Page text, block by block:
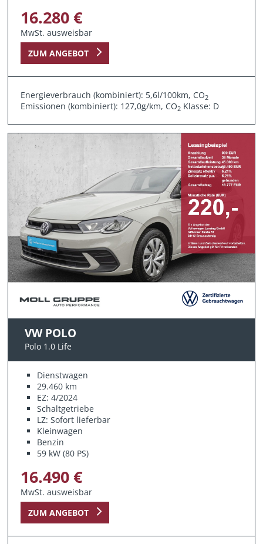
16.280 €
MwSt. ausweisbar
ZUM ANGEBOT
Energieverbrauch (kombiniert): 5,6l/100km, CO2
Emissionen (kombiniert): 127,0g/km, CO2 Klasse: D
VW POLO
Polo 1.0 Life
Dienstwagen
29.460 km
EZ: 4/2024
Schaltgetriebe
LZ: Sofort lieferbar
Kleinwagen
Benzin
59 kW (80 PS)
16.490 €
MwSt. ausweisbar
ZUM ANGEBOT